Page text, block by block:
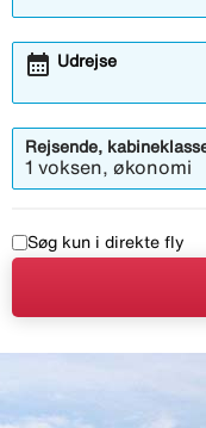
Udrejse
Åbner
calendar_month
Rejsende,
1 voksen, økonomi
Søg kun i direkte fly